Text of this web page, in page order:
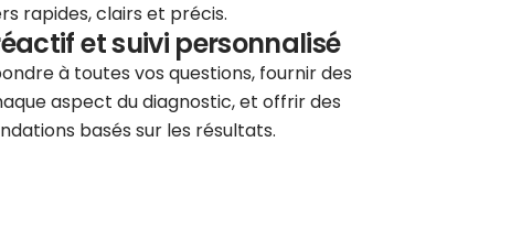
rapides, clairs et précis.
et suivi personnalisé
à toutes vos questions, fournir des
aspect du diagnostic, et offrir des
basés sur les résultats.